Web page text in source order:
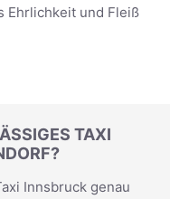
Ehrlichkeit und Fleiß
TAXI
Innsbruck genau